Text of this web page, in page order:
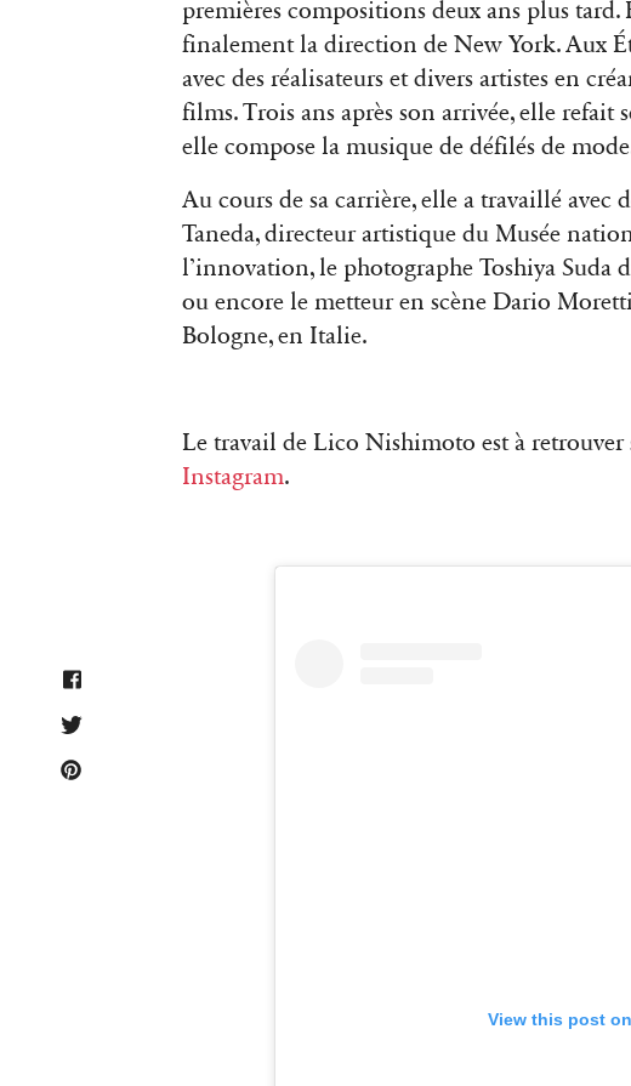
premières compositions deux ans plus tard.
finalement la direction de New York. Aux
avec des réalisateurs et divers artistes en
films. Trois ans après son arrivée, elle refait
elle compose la musique de défilés de
Au cours de sa carrière, elle a travaillé avec
Taneda, directeur artistique du Musée
l’innovation, le photographe Toshiya Suda
ou encore le metteur en scène Dario
Bologne, en Italie.
Le travail de Lico Nishimoto est à retrouver
Instagram.
View this post